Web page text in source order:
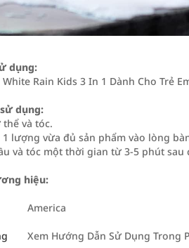
dụng:
White Rain Kids 3 In 1 Dành Cho Trẻ
dụng:
và tóc.
1 lượng vừa đủ sản phẩm vào lòng
và tóc một thời gian từ 3-5 phút
hiệu:
America
Xem Hướng Dẫn Sử Dụng Trong